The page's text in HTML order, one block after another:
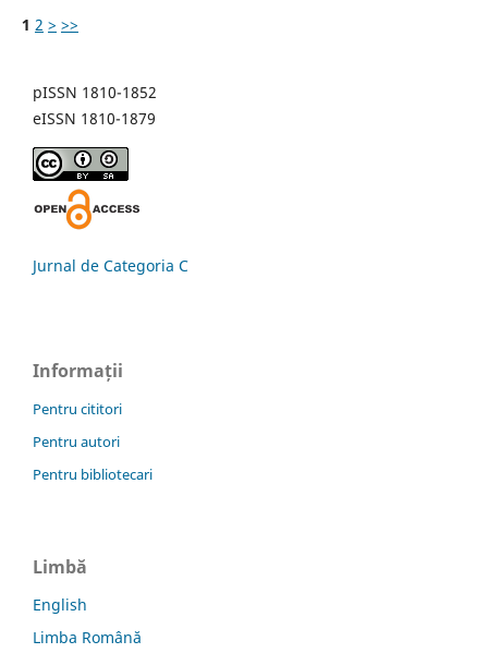
1 2 > >>
pISSN 1810-1852
eISSN 1810-1879
Jurnal de Categoria C
Informații
Pentru cititori
Pentru autori
Pentru bibliotecari
Limbă
English
Limba Română